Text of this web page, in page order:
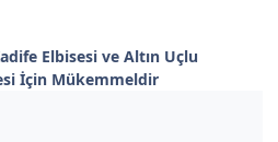
Elbisesi ve Altın Uçlu
İçin Mükemmeldir